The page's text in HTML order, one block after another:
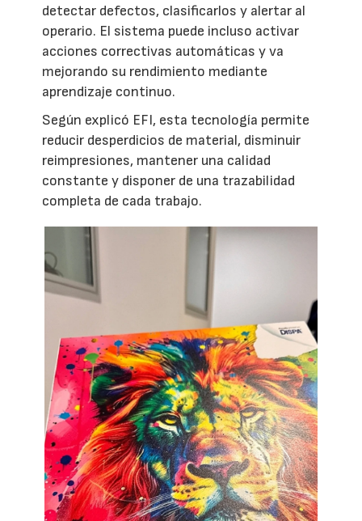
detectar defectos, clasificarlos y alertar al
operario. El sistema puede incluso activar
acciones correctivas automáticas y va
mejorando su rendimiento mediante
aprendizaje continuo.
Según explicó EFI, esta tecnología permite
reducir desperdicios de material, disminuir
reimpresiones, mantener una calidad
constante y disponer de una trazabilidad
completa de cada trabajo.